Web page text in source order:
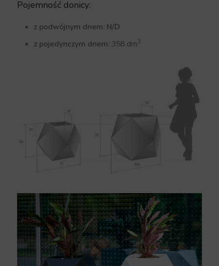
Pojemność donicy:
z podwójnym dnem: N/D
z pojedynczym dnem: 358 dm3